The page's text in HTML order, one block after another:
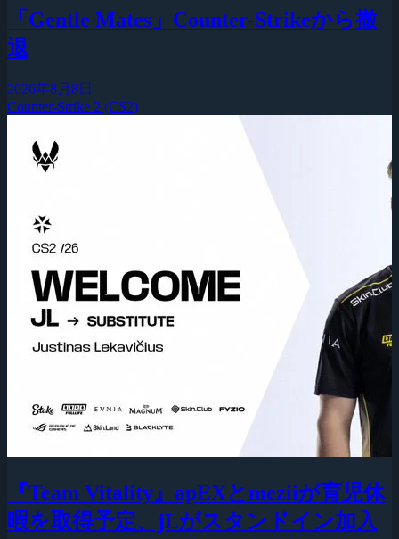
「Gentle Mates」Counter-Strikeから撤
退
2026年8月8日
Counter-Strike 2 (CS2)
『Team Vitality』apEXとmeziiが育児休
暇を取得予定、jLがスタンドイン加入